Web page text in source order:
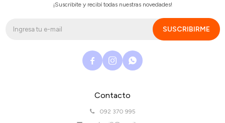
Contacto
092 370 995
¡Suscribite y recibí todas nuestras novedades!
SUSCRIBIRME
  